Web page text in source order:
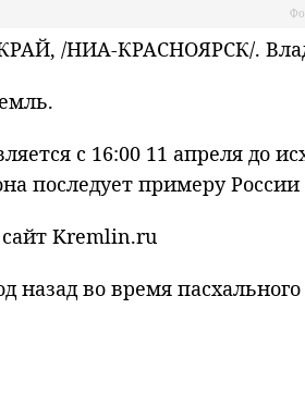
/НИА-КРАСНОЯРСК/.
с 16:00 11 апреля до
последует примеру
Kremlin.ru
назад во время